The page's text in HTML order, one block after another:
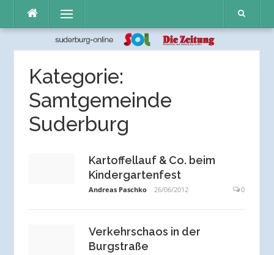
Inhalt
Menü
Kategorie:
Samtgemeinde
Suderburg
Kartoffellauf & Co. beim
Kindergartenfest
Andreas Paschko 26/06/2012 0
Verkehrschaos in der
Burgstraße